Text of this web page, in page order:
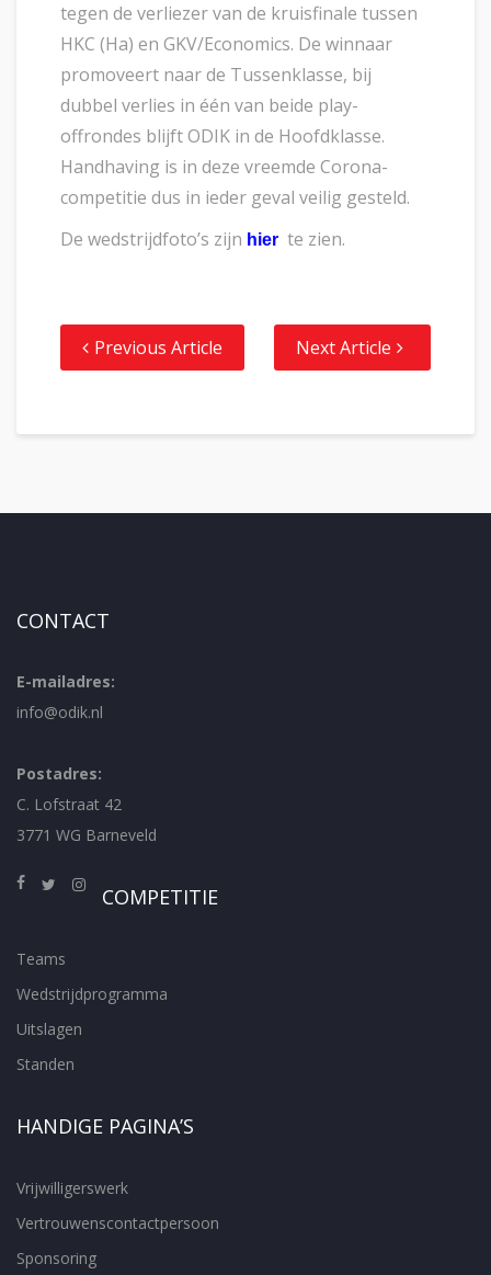
tegen de verliezer van de kruisfinale tussen
HKC (Ha) en GKV/Economics. De winnaar
promoveert naar de Tussenklasse, bij
dubbel verlies in één van beide play-
offrondes blijft ODIK in de Hoofdklasse.
Handhaving is in deze vreemde Corona-
competitie dus in ieder geval veilig gesteld.
De wedstrijdfoto’s zijn hier te zien.
Previous Article Next Article
CONTACT
E-mailadres:
info@odik.nl
Postadres:
C. Lofstraat 42
3771 WG Barneveld
COMPETITIE
Teams
Wedstrijdprogramma
Uitslagen
Standen
HANDIGE PAGINA’S
Vrijwilligerswerk
Vertrouwenscontactpersoon
Sponsoring